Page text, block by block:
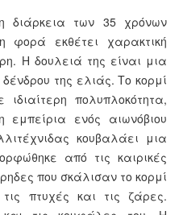
διάρκεια των 35 χρόνων
φορά εκθέτει χαρακτική
Η δουλειά της είναι μια
της ελιάς. Το κορμί
πολυπλοκότητα,
εμπείρια ενός αιωνόβιου
κουβαλάει μια
από τις καιρικές
που σκάλισαν το κορμί
πτυχές και τις ζάρες.